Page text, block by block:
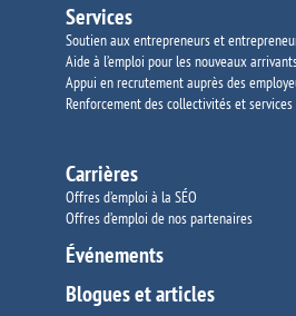
Services
Soutien aux entrepreneurs et
Aide à l’emploi pour les nouveaux
Appui en recrutement auprès des
Renforcement des collectivités et services
Carrières
Offres d’emploi à la SÉO
Offres d’emploi de nos partenaires
Événements
Blogues et articles